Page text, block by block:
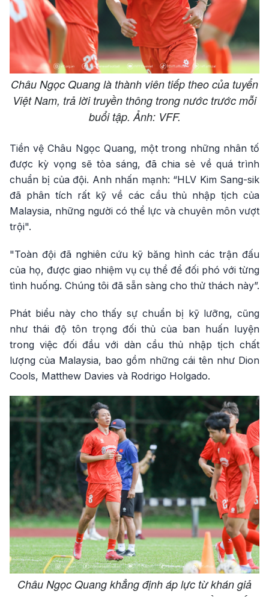
Châu Ngọc Quang là thành viên tiếp theo của tuyển
Việt Nam, trả lời truyền thông trong nước trước mỗi
buổi tập. Ảnh: VFF.
Tiền vệ Châu Ngọc Quang, một trong những nhân tố
được kỳ vọng sẽ tỏa sáng, đã chia sẻ về quá trình
chuẩn bị của đội. Anh nhấn mạnh: “HLV Kim Sang-sik
đã phân tích rất kỹ về các cầu thủ nhập tịch của
Malaysia, những người có thể lực và chuyên môn vượt
trội".
"Toàn đội đã nghiên cứu kỹ băng hình các trận đấu
của họ, được giao nhiệm vụ cụ thể để đối phó với từng
tình huống. Chúng tôi đã sẵn sàng cho thử thách này”.
Phát biểu này cho thấy sự chuẩn bị kỹ lưỡng, cũng
như thái độ tôn trọng đối thủ của ban huấn luyện
trong việc đối đầu với dàn cầu thủ nhập tịch chất
lượng của Malaysia, bao gồm những cái tên như Dion
Cools, Matthew Davies và Rodrigo Holgado.
Châu Ngọc Quang khẳng định áp lực từ khán giả